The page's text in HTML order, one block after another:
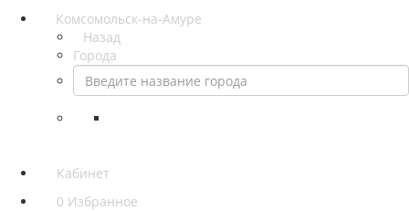
Комсомольск-на-Амуре
Назад
Города
Кабинет
0 Избранное